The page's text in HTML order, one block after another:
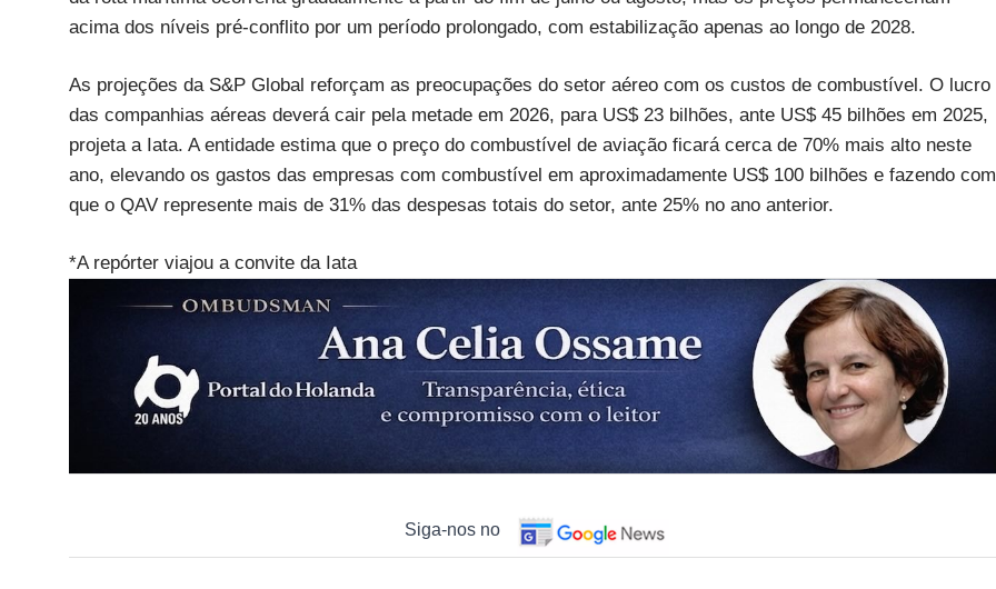
acima dos níveis pré-conflito por um período prolongado, com estabilização apenas ao longo de 2028.
As projeções da S&P Global reforçam as preocupações do setor aéreo com os custos de combustível. O lucro
das companhias aéreas deverá cair pela metade em 2026, para US$ 23 bilhões, ante US$ 45 bilhões em 2025,
projeta a Iata. A entidade estima que o preço do combustível de aviação ficará cerca de 70% mais alto neste
ano, elevando os gastos das empresas com combustível em aproximadamente US$ 100 bilhões e fazendo com
que o QAV represente mais de 31% das despesas totais do setor, ante 25% no ano anterior.
*A repórter viajou a convite da Iata
Siga-nos no